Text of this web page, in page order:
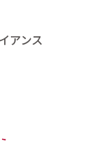
アンス